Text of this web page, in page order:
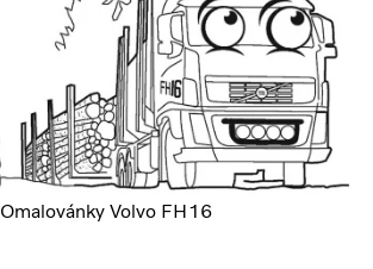
Omalovánky Volvo FH16